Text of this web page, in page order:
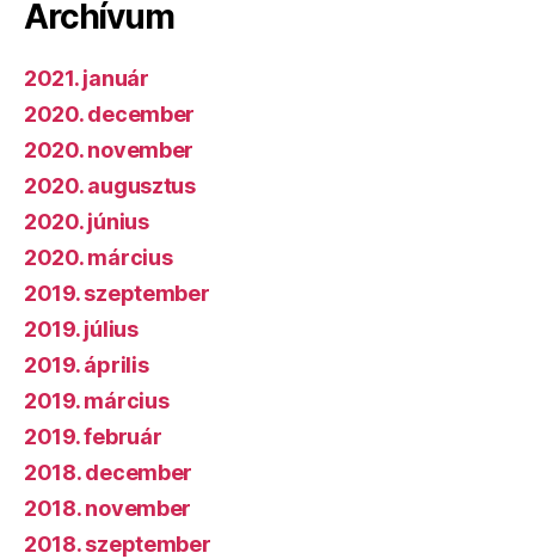
Archívum
2021. január
2020. december
2020. november
2020. augusztus
2020. június
2020. március
2019. szeptember
2019. július
2019. április
2019. március
2019. február
2018. december
2018. november
2018. szeptember